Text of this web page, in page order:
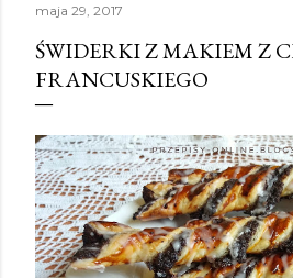
maja 29, 2017
ŚWIDERKI Z MAKIEM Z
FRANCUSKIEGO